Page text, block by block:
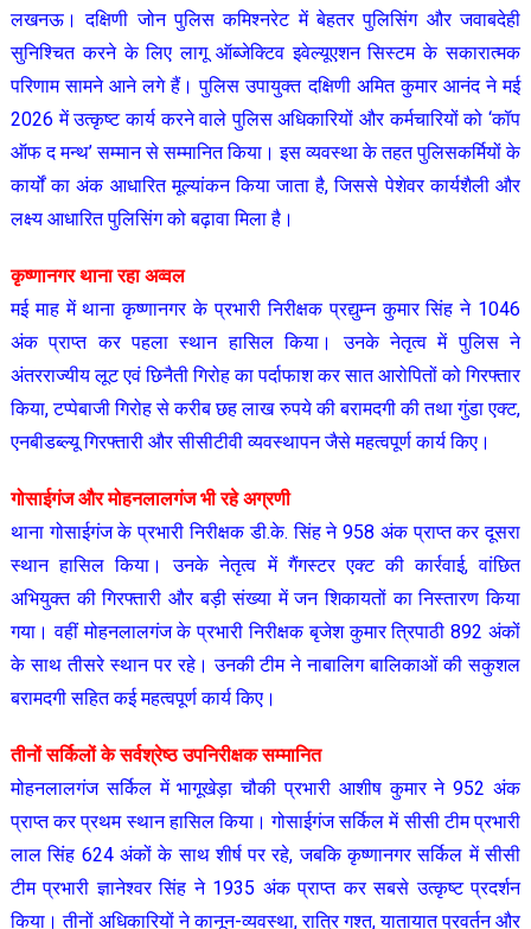
लखनऊ। दक्षिणी जोन पुलिस कमिश्नरेट में बेहतर पुलिसिंग और जवाबदेही
सुनिश्चित करने के लिए लागू ऑब्जेक्टिव इवेल्यूएशन सिस्टम के सकारात्मक
परिणाम सामने आने लगे हैं। पुलिस उपायुक्त दक्षिणी अमित कुमार आनंद ने मई
2026 में उत्कृष्ट कार्य करने वाले पुलिस अधिकारियों और कर्मचारियों को ‘कॉप
ऑफ द मन्थ’ सम्मान से सम्मानित किया। इस व्यवस्था के तहत पुलिसकर्मियों के
कार्यों का अंक आधारित मूल्यांकन किया जाता है, जिससे पेशेवर कार्यशैली और
लक्ष्य आधारित पुलिसिंग को बढ़ावा मिला है।
कृष्णानगर थाना रहा अव्वल
मई माह में थाना कृष्णानगर के प्रभारी निरीक्षक प्रद्युम्न कुमार सिंह ने 1046
अंक प्राप्त कर पहला स्थान हासिल किया। उनके नेतृत्व में पुलिस ने
अंतरराज्यीय लूट एवं छिनैती गिरोह का पर्दाफाश कर सात आरोपितों को गिरफ्तार
किया, टप्पेबाजी गिरोह से करीब छह लाख रुपये की बरामदगी की तथा गुंडा एक्ट,
एनबीडब्ल्यू गिरफ्तारी और सीसीटीवी व्यवस्थापन जैसे महत्वपूर्ण कार्य किए।
गोसाईगंज और मोहनलालगंज भी रहे अग्रणी
थाना गोसाईगंज के प्रभारी निरीक्षक डी.के. सिंह ने 958 अंक प्राप्त कर दूसरा
स्थान हासिल किया। उनके नेतृत्व में गैंगस्टर एक्ट की कार्रवाई, वांछित
अभियुक्त की गिरफ्तारी और बड़ी संख्या में जन शिकायतों का निस्तारण किया
गया। वहीं मोहनलालगंज के प्रभारी निरीक्षक बृजेश कुमार त्रिपाठी 892 अंकों
के साथ तीसरे स्थान पर रहे। उनकी टीम ने नाबालिग बालिकाओं की सकुशल
बरामदगी सहित कई महत्वपूर्ण कार्य किए।
तीनों सर्किलों के सर्वश्रेष्ठ उपनिरीक्षक सम्मानित
मोहनलालगंज सर्किल में भागूखेड़ा चौकी प्रभारी आशीष कुमार ने 952 अंक
प्राप्त कर प्रथम स्थान हासिल किया। गोसाईगंज सर्किल में सीसी टीम प्रभारी
लाल सिंह 624 अंकों के साथ शीर्ष पर रहे, जबकि कृष्णानगर सर्किल में सीसी
टीम प्रभारी ज्ञानेश्वर सिंह ने 1935 अंक प्राप्त कर सबसे उत्कृष्ट प्रदर्शन
किया। तीनों अधिकारियों ने कानून-व्यवस्था, रात्रि गश्त, यातायात प्रवर्तन और